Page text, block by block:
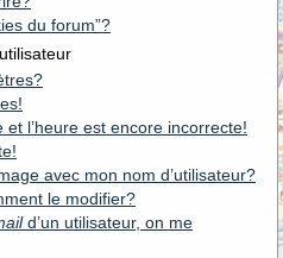
du forum”?
l’heure est encore incorrecte!
avec mon nom d’utilisateur?
le modifier?
d’un utilisateur, on me